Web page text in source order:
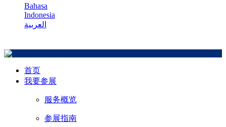
Bahasa
Indonesia
العربية
首页
我要参展
服务概览
参展指南